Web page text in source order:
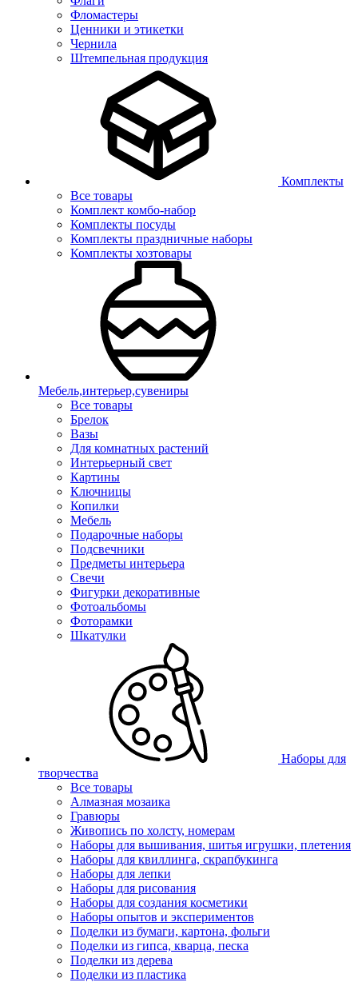
Фломастеры
Ценники и этикетки
Чернила
Штемпельная продукция
Комплекты
Все товары
Комплект комбо-набор
Комплекты посуды
Комплекты праздничные наборы
Комплекты хозтовары
Мебель,интерьер,сувениры
Все товары
Брелок
Вазы
Для комнатных растений
Интерьерный свет
Картины
Ключницы
Копилки
Мебель
Подарочные наборы
Подсвечники
Предметы интерьера
Свечи
Фигурки декоративные
Фотоальбомы
Фоторамки
Шкатулки
Наборы для
творчества
Все товары
Алмазная мозаика
Гравюры
Живопись по холсту, номерам
Наборы для вышивания, шитья игрушки, плетения
Наборы для квиллинга, скрапбукинга
Наборы для лепки
Наборы для рисования
Наборы для создания косметики
Наборы опытов и экспериментов
Поделки из бумаги, картона, фольги
Поделки из гипса, кварца, песка
Поделки из дерева
Поделки из пластика